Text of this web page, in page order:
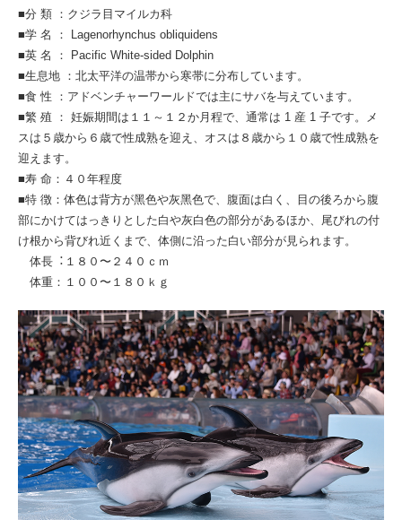
■分 類 ：クジラ目マイルカ科
■学 名 ： Lagenorhynchus obliquidens
■英 名 ： Pacific White-sided Dolphin
■生息地 ：北太平洋の温帯から寒帯に分布しています。
■食 性 ：アドベンチャーワールドでは主にサバを与えています。
■繁 殖 ： 妊娠期間は１１～１２か月程で、通常は 1 産 1 子です。メ
スは５歳から６歳で性成熟を迎え、オスは８歳から１０歳で性成熟を
迎えます。
■寿 命：４０年程度
■特 徴：体⾊は背⽅が⿊⾊や灰⿊⾊で、腹⾯は⽩く、⽬の後ろから腹
部にかけてはっきりとした⽩や灰⽩⾊の部分があるほか、尾びれの付
け根から背びれ近くまで、体側に沿った⽩い部分が⾒られます。
体⻑︓１８０〜２４０ｃｍ
体重：１００〜１８０ｋｇ